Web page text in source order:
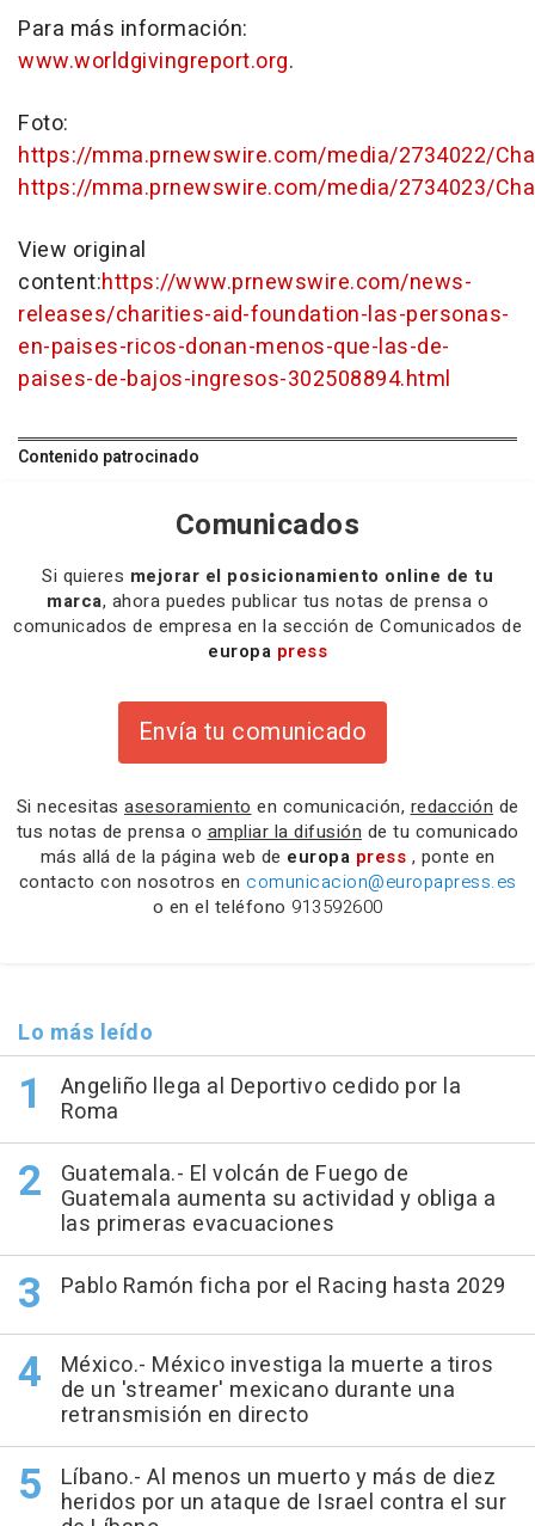
Para más información:
www.worldgivingreport.org.
Foto:
https://mma.prnewswire.com/media/2734022/
https://mma.prnewswire.com/media/2734023/
View original
content:https://www.prnewswire.com/news-
releases/charities-aid-foundation-las-personas-
en-paises-ricos-donan-menos-que-las-de-
paises-de-bajos-ingresos-302508894.html
Contenido patrocinado
Comunicados
Si quieres mejorar el posicionamiento online de tu
marca, ahora puedes publicar tus notas de prensa o
comunicados de empresa en la sección de Comunicados de
europa press
Envía tu comunicado
Si necesitas asesoramiento en comunicación, redacción de
tus notas de prensa o ampliar la difusión de tu comunicado
más allá de la página web de europa press , ponte en
contacto con nosotros en comunicacion@europapress.es
o en el teléfono 913592600
Lo más leído
Angeliño llega al Deportivo cedido por la
Roma
Guatemala.- El volcán de Fuego de
Guatemala aumenta su actividad y obliga a
las primeras evacuaciones
Pablo Ramón ficha por el Racing hasta 2029
México.- México investiga la muerte a tiros
de un 'streamer' mexicano durante una
retransmisión en directo
Líbano.- Al menos un muerto y más de diez
heridos por un ataque de Israel contra el sur